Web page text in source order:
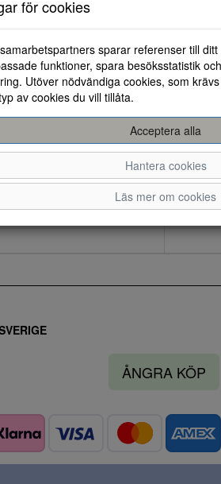
Den
dem
fötter
40
ÅNGRA KÖP
för cookies
sparar referenser till
funktioner, spara besöksstatistik
Utöver nödvändiga cookies, som
av cookies du vill tillåta.
Acceptera alla
Hantera cookies
Läs mer om cookies